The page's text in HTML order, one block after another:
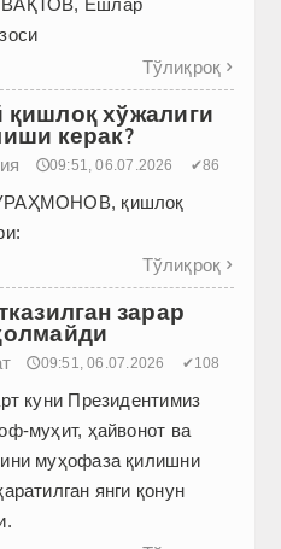
Ёшлар
Тўлиқроқ 
хўжалиги
керак?
🕔09:51, 06.07.2026 ✔86
қишлоқ
Тўлиқроқ 
зарар
🕔09:51, 06.07.2026 ✔108
куни Президентимиз
муҳит, ҳайвонот ва
муҳофаза қилишни
янги қонун